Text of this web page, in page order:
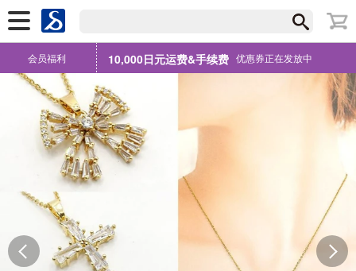
会员福利 10,000日元运费&手续费 优惠券正在发放中